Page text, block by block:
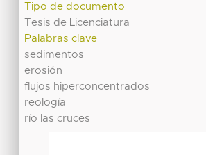
Tipo de documento
Tesis de Licenciatura
Palabras clave
sedimentos
erosión
flujos hiperconcentrados
reología
río las cruces